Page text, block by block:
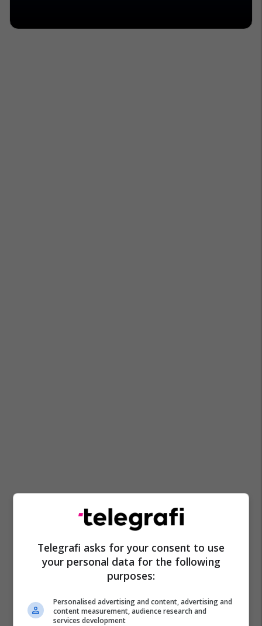
Telegrafi asks for your consent to use
your personal data for the following
purposes:
Personalised advertising and content, advertising and
content measurement, audience research and
services development